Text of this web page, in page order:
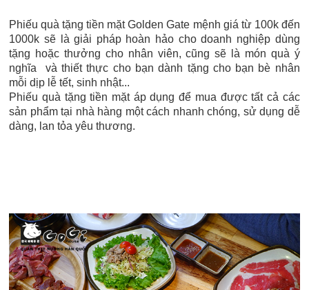
Phiếu quà tặng tiền mặt Golden Gate mệnh giá từ 100k đến
1000k sẽ là giải pháp hoàn hảo cho doanh nghiệp dùng
tặng hoặc thưởng cho nhân viên, cũng sẽ là món quà ý
nghĩa và thiết thực cho bạn dành tặng cho bạn bè nhân
mỗi dịp lễ tết, sinh nhật...
Phiếu quà tặng tiền mặt áp dụng để mua được tất cả các
sản phẩm tại nhà hàng một cách nhanh chóng, sử dụng dễ
dàng, lan tỏa yêu thương.